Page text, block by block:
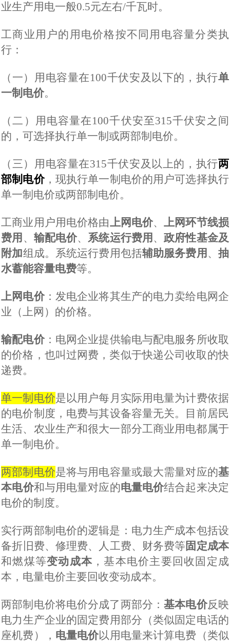
业生产用电一般0.5元左右/千瓦时。
工商业用户的用电价格按不同用电容量分类执
行：
（一） 用电容量在100千伏安及以下的，执行单
一制电价。
（二） 用电容量在100千伏安至315千伏安之间
的，可选择执行单一制或两部制电价。
（三） 用电容量在315千伏安及以上的，执行两
部制电价，现执行单一制电价的用户可选择执行
单一制电价或两部制电价。
工商业用户用电价格由上网电价、上网环节线损
费用 、 输配电价、 系统运行费用 、政府性基金及
附加组成。系统运行费用包括辅助服务费用 、 抽
水蓄能容量电费等。
上网电价：发电企业将其生产的电力卖给电网企
业（上网）的价格。
输配电价：电网企业提供输电与配电服务所收取
的价格，也叫过网费，类似于快递公司收取的快
递费。
单一制电价是以用户每月实际用电量为计费依据
的电价制度 ，电费与其设备容量无关。
目前居民
生活、农业生产和很大一部分工商业用电都属于
单一制电价。
两部制电价是将与用电容量或最大需量对应的基
本电价和与用电量对应的电量电价结合起来决定
电价的制度。
实行两部制电价的逻辑是：电力生产成本包括设
备折旧费、修理费、人工费、财务费等 固定成本
和燃煤等变动成本 ，基本电价主要回收固定成
本 ， 电量电价主要回收变动成本。
两部制电价将电价分成了两部分：基本电价反映
电力生产企业的固定费用部分（类似固定电话的
座机费）
， 电量电价以用电量来计算电费（类似